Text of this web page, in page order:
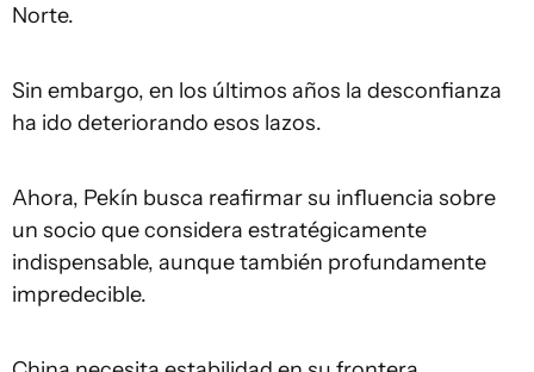
Norte.
Sin embargo, en los últimos años la desconfianza
ha ido deteriorando esos lazos.
Ahora, Pekín busca reafirmar su influencia sobre
un socio que considera estratégicamente
indispensable, aunque también profundamente
impredecible.